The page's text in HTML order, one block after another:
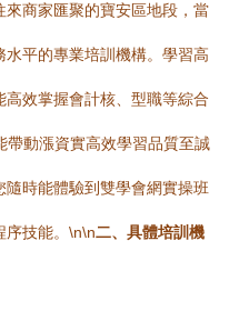
商家匯聚的寶安區地段，當
平的專業培訓機構。學習高
效掌握會計核、型職等綜合
帶動漲資實高效學習品質至誠
時能體驗到雙學會網實操班
序技能。\n\n二、具體培訓機